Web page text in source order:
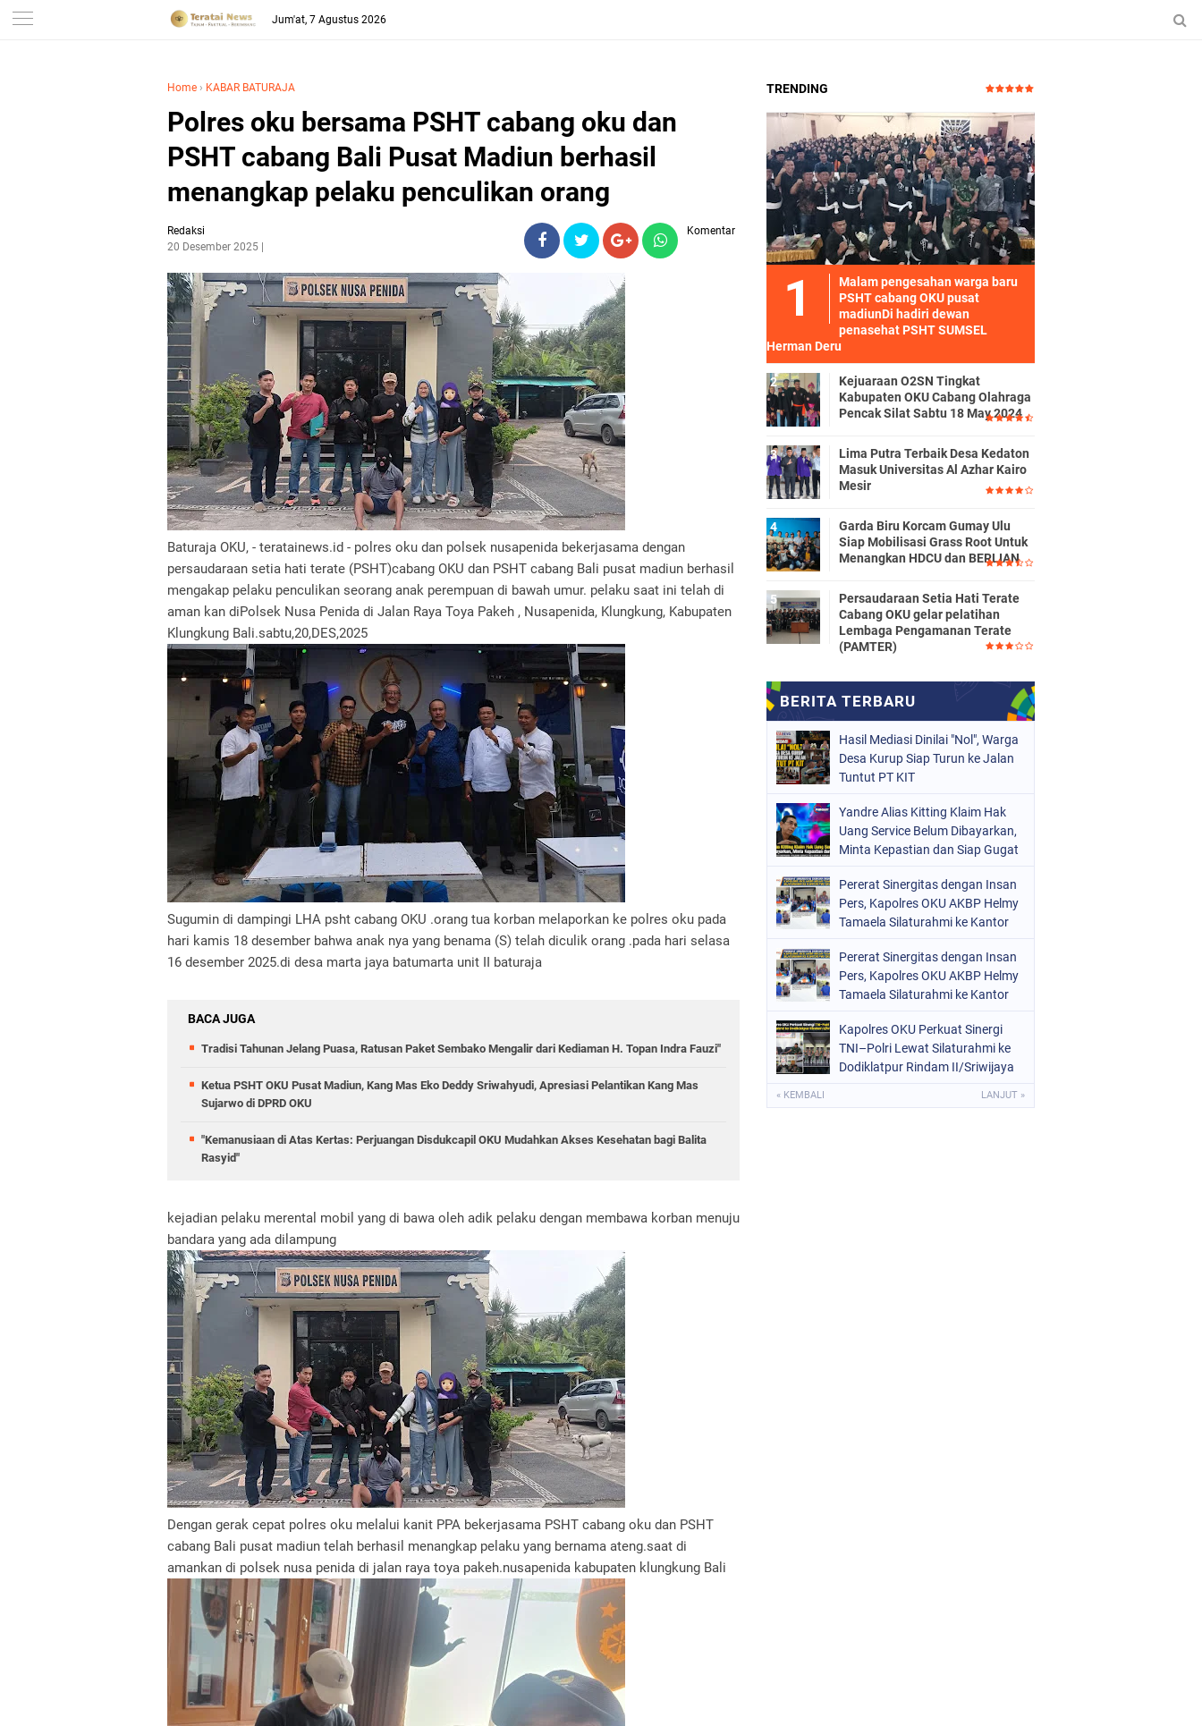
-->
Jum'at, 7 Agustus 2026
Home › KABAR BATURAJA
Polres oku bersama PSHT cabang oku dan
PSHT cabang Bali Pusat Madiun berhasil
menangkap pelaku penculikan orang
Redaksi
20 Desember 2025
Komentar
Baturaja OKU, - teratainews.id - polres oku dan polsek nusapenida bekerjasama dengan
persaudaraan setia hati terate (PSHT)cabang OKU dan PSHT cabang Bali pusat madiun berhasil
mengakap pelaku penculikan seorang anak perempuan di bawah umur. pelaku saat ini telah di
aman kan diPolsek Nusa Penida di Jalan Raya Toya Pakeh , Nusapenida, Klungkung, Kabupaten
Klungkung Bali.sabtu,20,DES,2025
Sugumin di dampingi LHA psht cabang OKU .orang tua korban melaporkan ke polres oku pada
hari kamis 18 desember bahwa anak nya yang benama (S) telah diculik orang .pada hari selasa
16 desember 2025.di desa marta jaya batumarta unit II baturaja
BACA JUGA
Tradisi Tahunan Jelang Puasa, Ratusan Paket Sembako Mengalir dari Kediaman H. Topan Indra Fauzi"
Ketua PSHT OKU Pusat Madiun, Kang Mas Eko Deddy Sriwahyudi, Apresiasi Pelantikan Kang Mas
Sujarwo di DPRD OKU
​"Kemanusiaan di Atas Kertas: Perjuangan Disdukcapil OKU Mudahkan Akses Kesehatan bagi Balita
Rasyid"
kejadian pelaku merental mobil yang di bawa oleh adik pelaku dengan membawa korban menuju
bandara yang ada dilampung
Dengan gerak cepat polres oku melalui kanit PPA bekerjasama PSHT cabang oku dan PSHT
cabang Bali pusat madiun telah berhasil menangkap pelaku yang bernama ateng.saat di
amankan di polsek nusa penida di jalan raya toya pakeh.nusapenida kabupaten klungkung Bali
TRENDING
Malam pengesahan warga baru
PSHT cabang OKU pusat
madiunDi hadiri dewan
penasehat PSHT SUMSEL
Herman Deru
Kejuaraan O2SN Tingkat
Kabupaten OKU Cabang Olahraga
Pencak Silat Sabtu 18 May 2024
Lima Putra Terbaik Desa Kedaton
Masuk Universitas Al Azhar Kairo
Mesir
Garda Biru Korcam Gumay Ulu
Siap Mobilisasi Grass Root Untuk
Menangkan HDCU dan BERLIAN
Persaudaraan Setia Hati Terate
Cabang OKU gelar pelatihan
Lembaga Pengamanan Terate
(PAMTER)
Hasil Mediasi Dinilai "Nol", Warga
Desa Kurup Siap Turun ke Jalan
Tuntut PT KIT
Yandre Alias Kitting Klaim Hak
Uang Service Belum Dibayarkan,
Minta Kepastian dan Siap Gugat
Pererat Sinergitas dengan Insan
Pers, Kapolres OKU AKBP Helmy
Tamaela Silaturahmi ke Kantor
Pererat Sinergitas dengan Insan
Pers, Kapolres OKU AKBP Helmy
Tamaela Silaturahmi ke Kantor
Kapolres OKU Perkuat Sinergi
TNI–Polri Lewat Silaturahmi ke
Dodiklatpur Rindam II/Sriwijaya
« KEMBALI LANJUT »